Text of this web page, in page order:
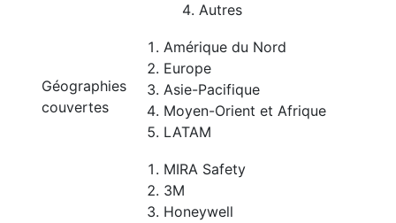
Autres
Géographies
couvertes
Amérique du Nord
Europe
Asie-Pacifique
Moyen-Orient et Afrique
LATAM
MIRA Safety
3M
Honeywell